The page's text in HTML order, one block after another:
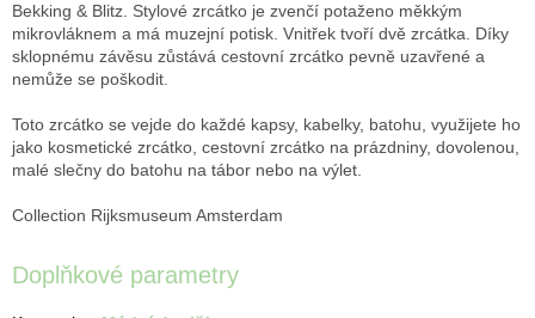
Bekking & Blitz. Stylové zrcátko je zvenčí potaženo měkkým
mikrovláknem a má muzejní potisk. Vnitřek tvoří dvě zrcátka. Díky
sklopnému závěsu zůstává cestovní zrcátko pevně uzavřené a
nemůže se poškodit.
Toto zrcátko se vejde do každé kapsy, kabelky, batohu, využijete ho
jako kosmetické zrcátko, cestovní zrcátko na prázdniny, dovolenou,
malé slečny do batohu na tábor nebo na výlet.
Collection Rijksmuseum Amsterdam
Doplňkové parametry